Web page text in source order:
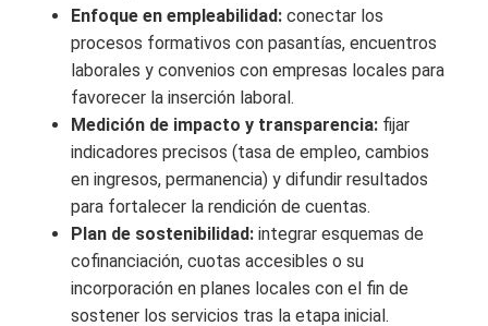
Enfoque en empleabilidad: conectar los
procesos formativos con pasantías, encuentros
laborales y convenios con empresas locales para
favorecer la inserción laboral.
Medición de impacto y transparencia: fijar
indicadores precisos (tasa de empleo, cambios
en ingresos, permanencia) y difundir resultados
para fortalecer la rendición de cuentas.
Plan de sostenibilidad: integrar esquemas de
cofinanciación, cuotas accesibles o su
incorporación en planes locales con el fin de
sostener los servicios tras la etapa inicial.